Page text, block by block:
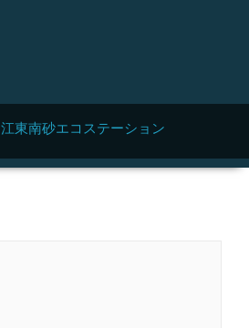
江東南砂エコステーション